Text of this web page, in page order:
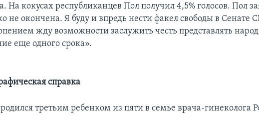
На кокусах республиканцев Пол получил 4,5% голосов. Пол
не окончена. Я буду и впредь нести факел свободы в Сенате
жду возможности заслужить честь представлять
еще одного срока».​
справка
третьим ребенком из пяти в семье врача-гинеколога